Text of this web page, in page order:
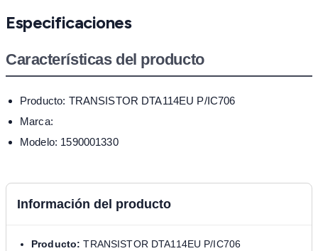
Especificaciones
Características del producto
Producto: TRANSISTOR DTA114EU P/IC706
Marca:
Modelo: 1590001330
Información del producto
Producto: TRANSISTOR DTA114EU P/IC706